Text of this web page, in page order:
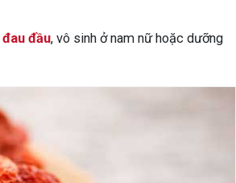
đau đầu, vô sinh ở nam nữ hoặc dưỡng